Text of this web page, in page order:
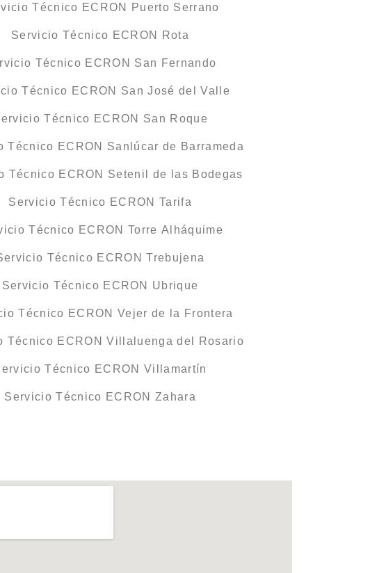
Técnico ECRON Puerto Serrano
Servicio Técnico ECRON Rota
Técnico ECRON San Fernando
Técnico ECRON San José del Valle
Técnico ECRON San Roque
Técnico ECRON Sanlúcar de Barrameda
Técnico ECRON Setenil de las Bodegas
Servicio Técnico ECRON Tarifa
Técnico ECRON Torre Alháquime
Técnico ECRON Trebujena
Servicio Técnico ECRON Ubrique
Técnico ECRON Vejer de la Frontera
Técnico ECRON Villaluenga del Rosario
Técnico ECRON Villamartín
Servicio Técnico ECRON Zahara